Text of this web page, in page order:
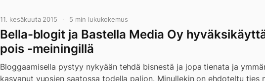
11. kesäkuuta 2015 5 min lukukokemus
Bella-blogit ja Bastella Media Oy
pois -meiningillä
Bloggaamisella pystyy nykyään tehdä bisnestä ja jopa tienata ja
kasvanut vuosien saatossa todella paljon. Minullekin on ehdoteltu ties